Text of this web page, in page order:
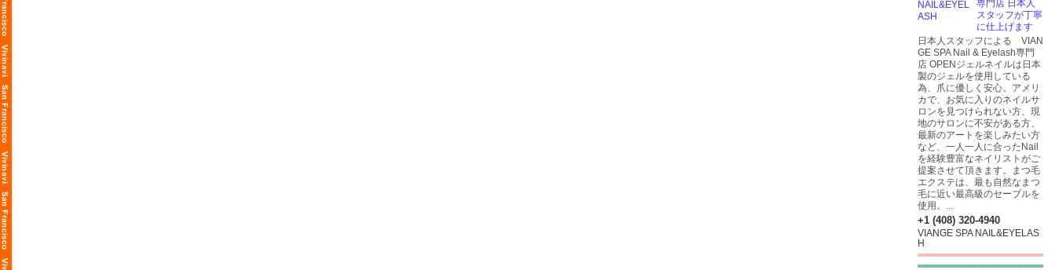
専門店 日本人
スタッフが丁寧
に仕上げます
日本人スタッフによる VIAN
GE SPA Nail & Eyelash専門
店 OPENジェルネイルは日本
製のジェルを使用している
為、爪に優しく安心。アメリ
カで、お気に入りのネイルサ
ロンを見つけられない方、現
地のサロンに不安がある方、
最新のアートを楽しみたい方
など、一人一人に合ったNail
を経験豊富なネイリストがご
提案させて頂きます。まつ毛
エクステは、最も自然なまつ
毛に近い最高級のセーブルを
使用。...
+1 (408) 320-4940
VIANGE SPA NAIL&EYELAS
H